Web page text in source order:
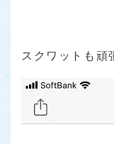
スクワットも